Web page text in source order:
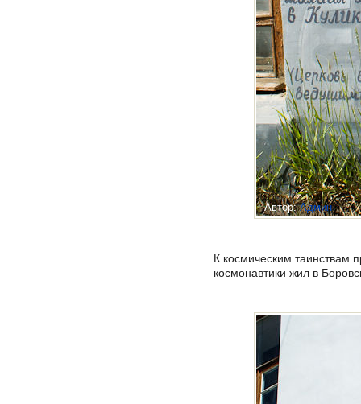
Автор:Админ
К космическим таинствам
космонавтики жил в